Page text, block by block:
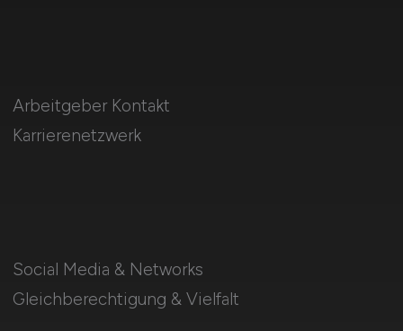
Social Media & Networks
Gleichberechtigung & Vielfalt
Arbeitgeber Kontakt
Karrierenetzwerk